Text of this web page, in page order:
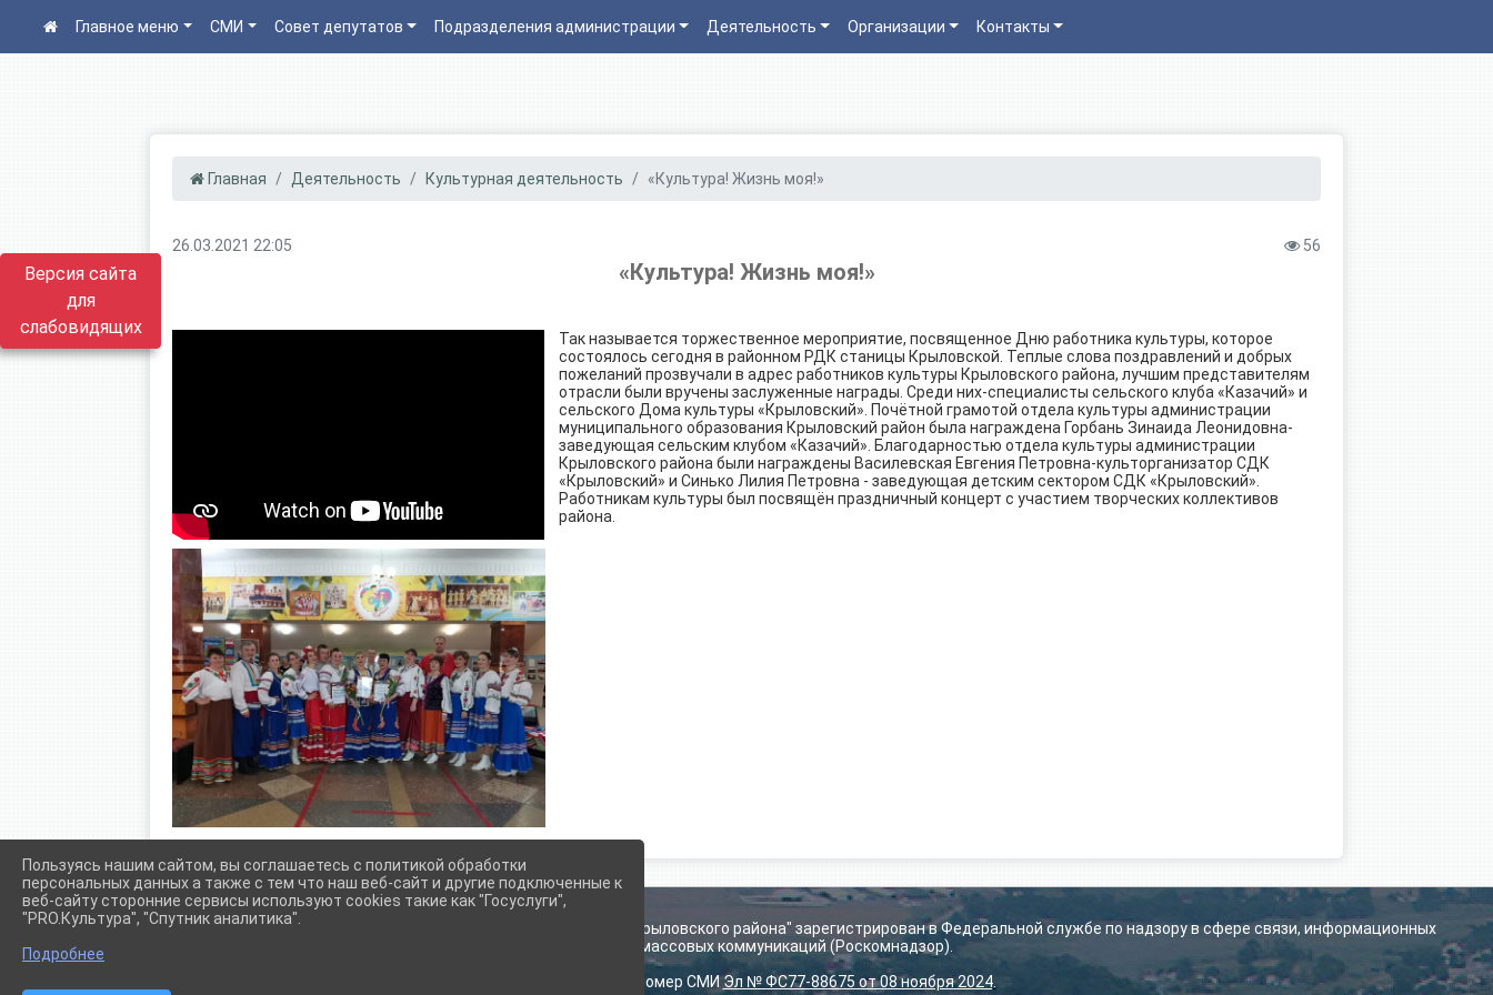
Версия сайта
для
слабовидящих
Главное меню СМИ Совет депутатов Подразделения администрации Деятельность Организации Контакты
Главная Деятельность Культурная деятельность «Культура! Жизнь моя!»
26.03.2021 22:05 56
«Культура! Жизнь моя!»
Так называется торжественное мероприятие, посвященное Дню работника культуры, которое
состоялось сегодня в районном РДК станицы Крыловской. Теплые слова поздравлений и добрых
пожеланий прозвучали в адрес работников культуры Крыловского района, лучшим представителям
отрасли были вручены заслуженные награды. Среди них-специалисты сельского клуба «Казачий» и
сельского Дома культуры «Крыловский». Почётной грамотой отдела культуры администрации
муниципального образования Крыловский район была награждена Горбань Зинаида Леонидовна-
заведующая сельским клубом «Казачий». Благодарностью отдела культуры администрации
Крыловского района были награждены Василевская Евгения Петровна-культорганизатор СДК
«Крыловский» и Синько Лилия Петровна - заведующая детским сектором СДК «Крыловский».
Работникам культуры был посвящён праздничный концерт с участием творческих коллективов
района.
Сетевое издание (сайт) "Администрации Крыловского сельского поселения Крыловского района" зарегистрирован в Федеральной службе по надзору в сфере связи, информационных
технологий и массовых коммуникаций (Роскомнадзор).
Регистрационный номер СМИЭл № ФС77-88675 от 08 ноября 2024.
Пользуясь нашим сайтом, вы соглашаетесь с политикой обработки
персональных данных а также с тем что наш веб-сайт и другие подключенные к
веб-сайту сторонние сервисы используют cookies такие как "Госуслуги",
"PRO.Культура", "Спутник аналитика".
Подробнее